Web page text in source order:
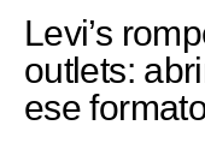
Economía
Mercados
Levi’s
outlets:
ese